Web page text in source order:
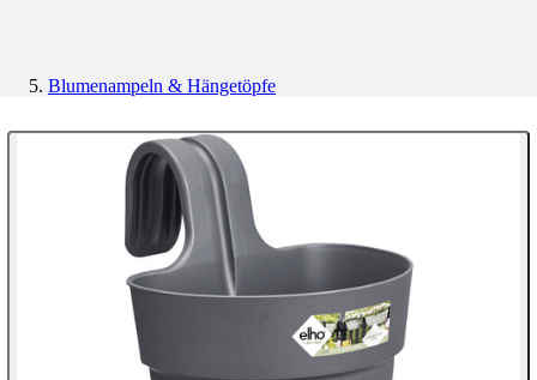
Blumenampeln & Hängetöpfe